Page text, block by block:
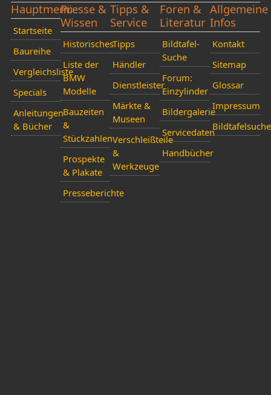
Hauptmenü
Startseite
Baureihe
Vergleichsliste
Specials
Anleitungen
& Bücher
Presse &
Wissen
Historisches
Liste der
BMW
Modelle
Bauzeiten
&
Stückzahlen
Prospekte
& Plakate
Presseberichte
Tipps &
Service
Tipps
Händler
Dienstleister
Märkte &
Museen
Verschleißteile
&
Werkzeuge
Foren &
Literatur
Bildtafel-
Suche
Forum:
Einzylinder
Bildergalerie
Servicedaten
Handbücher
Allgemeine
Infos
Kontakt
Sitemap
Glossar
Impressum
Bildtafelsuche